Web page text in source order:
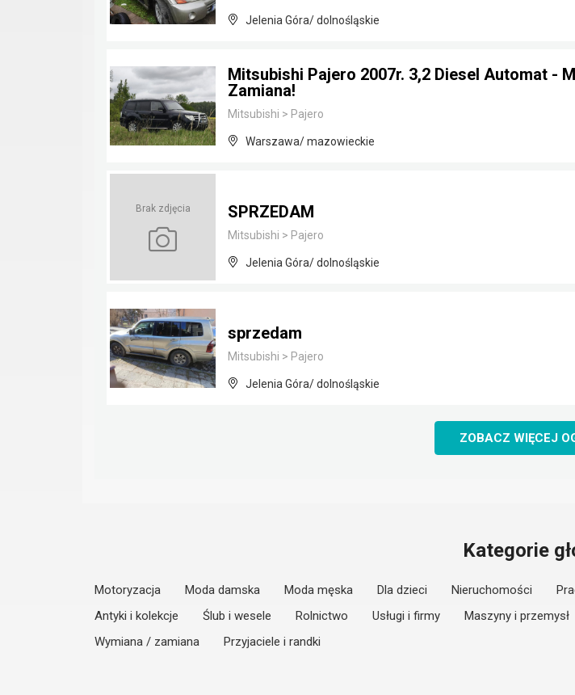
Jelenia Góra/ dolnośląskie
Mitsubishi Pajero 2007r. 3,2 Diesel Automat -
Zamiana!
Mitsubishi > Pajero
Warszawa/ mazowieckie
Brak zdjęcia SPRZEDAM
Mitsubishi > Pajero
Jelenia Góra/ dolnośląskie
sprzedam
Mitsubishi > Pajero
Jelenia Góra/ dolnośląskie
ZOBACZ WIĘCEJ
Kategorie
Motoryzacja Moda damska Moda męska Dla dzieci Nieruchomości
Antyki i kolekcje
Ślub i wesele Rolnictwo Usługi i firmy Maszyny i przemysł
Wymiana / zamiana
Przyjaciele i randki